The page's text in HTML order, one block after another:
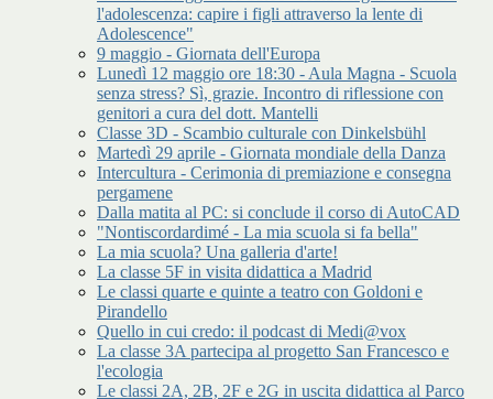
l'adolescenza: capire i figli attraverso la lente di
Adolescence"
9 maggio - Giornata dell'Europa
Lunedì 12 maggio ore 18:30 - Aula Magna - Scuola
senza stress? Sì, grazie. Incontro di riflessione con
genitori a cura del dott. Mantelli
Classe 3D - Scambio culturale con Dinkelsbühl
Martedì 29 aprile - Giornata mondiale della Danza
Intercultura - Cerimonia di premiazione e consegna
pergamene
Dalla matita al PC: si conclude il corso di AutoCAD
"Nontiscordardimé - La mia scuola si fa bella"
La mia scuola? Una galleria d'arte!
La classe 5F in visita didattica a Madrid
Le classi quarte e quinte a teatro con Goldoni e
Pirandello
Quello in cui credo: il podcast di Medi@vox
La classe 3A partecipa al progetto San Francesco e
l'ecologia
Le classi 2A, 2B, 2F e 2G in uscita didattica al Parco